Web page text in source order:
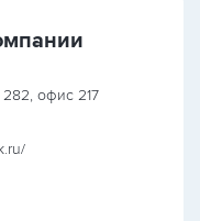
офис 217